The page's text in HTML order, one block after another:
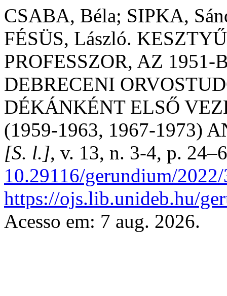
CSABA, Béla; SIPKA,
FÉSÜS, László.
PROFESSZOR, AZ
DEBRECENI
DÉKÁNKÉNT ELSŐ
(1959-1963, 1967-1973)
[S. l.], v. 13, n. 3-4, p.
10.29116/gerundium/
https://ojs.lib.unideb.hu/
Acesso em: 7 aug. 2026.